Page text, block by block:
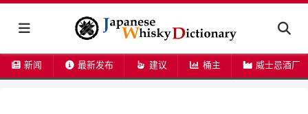
新闻 最新发布 建议 桶主 威士忌酒厂